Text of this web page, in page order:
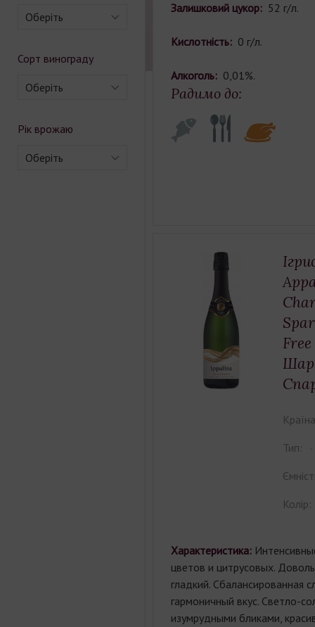
Оберіть
Сорт винограду
Оберіть
Рік врожаю
Оберіть
Залишковий цукор: 52 г/л.
Кислотність: 0 г/л.
Алкоголь: 0,01%.
Радимо до:
Тип:
Колір:
Характеристика:
цветов и цитрусовых.
гладкий. Сбалансированная
гармоничный вкус. Светло-
изумрудными бликами,